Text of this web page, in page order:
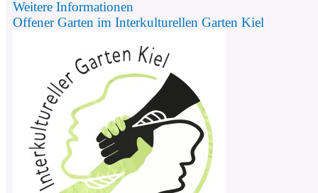
Weitere Informationen
Offener Garten im Interkulturellen Garten Kiel